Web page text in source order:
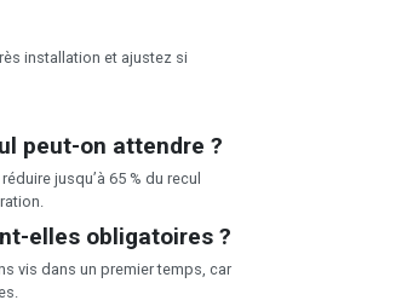
installation et ajustez si
peut-on attendre ?
jusqu’à 65 % du recul
elles obligatoires ?
vis dans un premier temps, car